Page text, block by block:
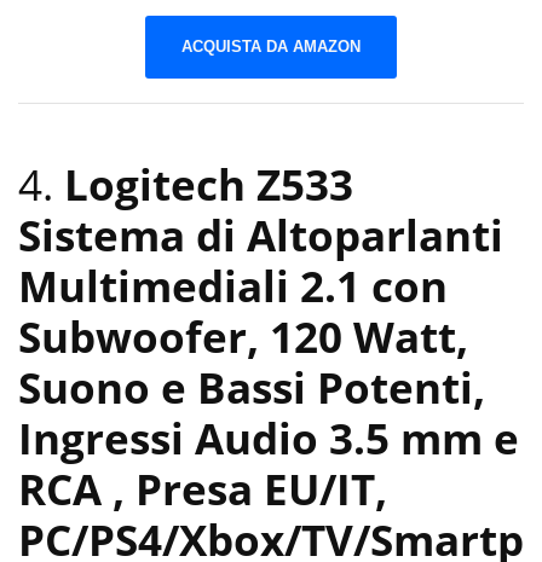
ACQUISTA DA AMAZON
4. Logitech Z533
Sistema di Altoparlanti
Multimediali 2.1 con
Subwoofer, 120 Watt,
Suono e Bassi Potenti,
Ingressi Audio 3.5 mm e
RCA , Presa EU/IT,
PC/PS4/Xbox/TV/Smartp